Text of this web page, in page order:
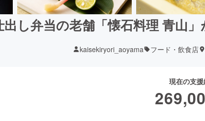
出し弁当の老舗「懐石料理 青山
kaisekiryori_aoyama フード・飲食店
現在の支